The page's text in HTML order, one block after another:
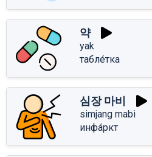
약
yak
табле́тка
심장 마비
simjang mabi
инфа́ркт